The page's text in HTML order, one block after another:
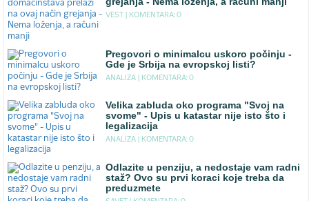
VEST | KOMENTARA: 0
Pregovori o minimalcu uskoro počinju -
Gde je Srbija na evropskoj listi?
ANALIZA | KOMENTARA: 0
Velika zabluda oko programa "Svoj na
svome" - Upis u katastar nije isto što i
legalizacija
ANALIZA | KOMENTARA: 0
Odlazite u penziju, a nedostaje vam radni
staž? Ovo su prvi koraci koje treba da
preduzmete